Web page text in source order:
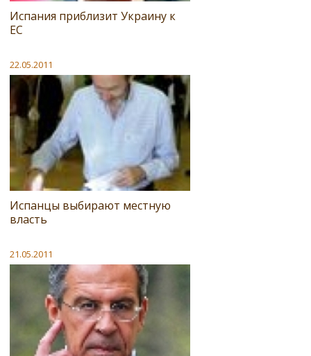
Испания приблизит Украину к
ЕС
22.05.2011
Испанцы выбирают местную
власть
21.05.2011